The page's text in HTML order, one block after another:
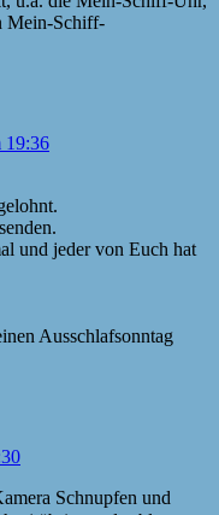
Mein-Schiff-
19:36
und jeder von Euch hat
Ausschlafsonntag
Schnupfen und